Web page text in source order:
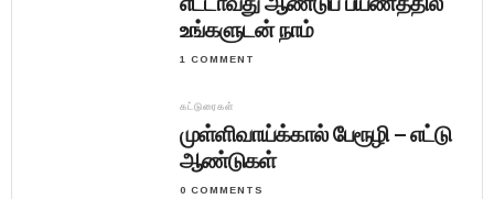
உங்களுடன் நாம்
1 COMMENT
கட்டுரைகள்
முள்ளிவாய்க்கால் பேரூழி – எட்டு
ஆண்டுகள்
0 COMMENTS